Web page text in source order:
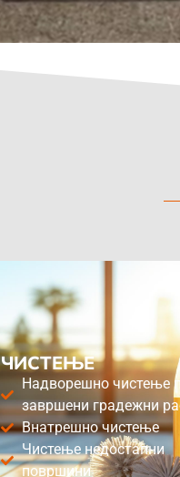
ЧИСТЕЊЕ
Надворешно чистење
завршени градежни
Внатрешно чистење
Чистење недостапни
површини